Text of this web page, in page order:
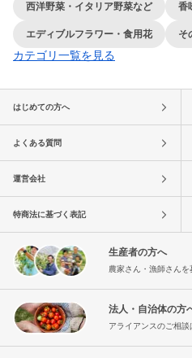
西洋野菜・イタリア野菜など 香
エディブルフラワー・食用花 そ
カテゴリ一覧を見る
はじめての方へ
よくある質問
運営会社
特商法に基づく表記
生産者の方へ
農家さん・漁師さんを
法人・自治体の方
アライアンスのご相談